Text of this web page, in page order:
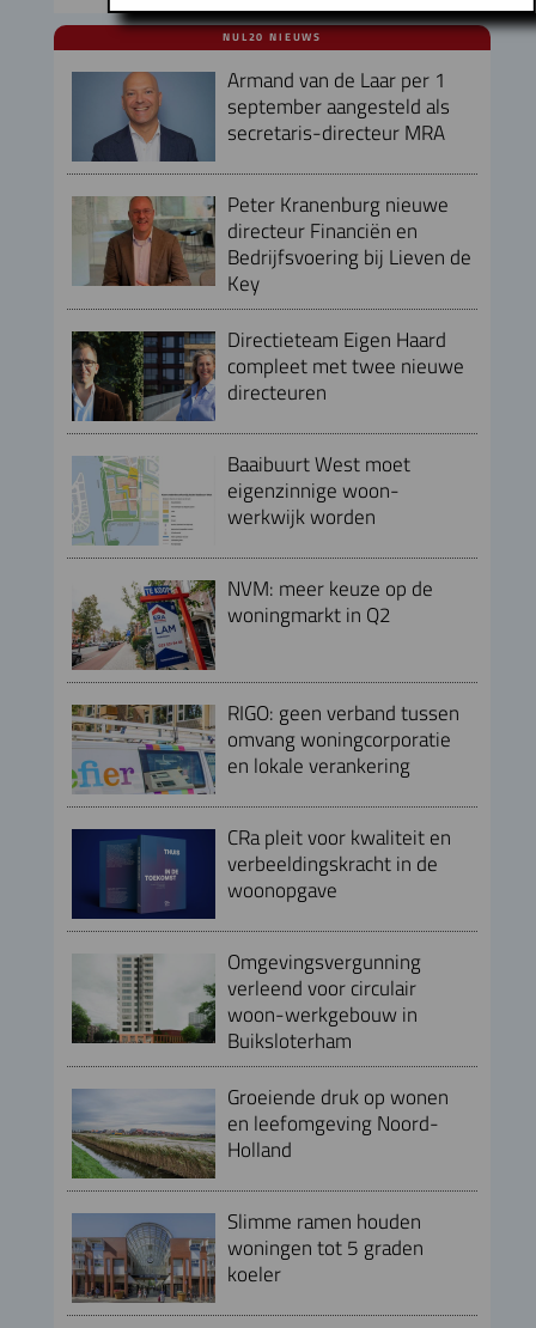
NUL20 NIEUWS
Armand van de Laar per 1
september aangesteld als
secretaris-directeur MRA
Peter Kranenburg nieuwe
directeur Financiën en
Bedrijfsvoering bij Lieven de
Key
Directieteam Eigen Haard
compleet met twee nieuwe
directeuren
Baaibuurt West moet
eigenzinnige woon-
werkwijk worden
NVM: meer keuze op de
woningmarkt in Q2
RIGO: geen verband tussen
omvang woningcorporatie
en lokale verankering
CRa pleit voor kwaliteit en
verbeeldingskracht in de
woonopgave
Omgevingsvergunning
verleend voor circulair
woon-werkgebouw in
Buiksloterham
Groeiende druk op wonen
en leefomgeving Noord-
Holland
Slimme ramen houden
woningen tot 5 graden
koeler